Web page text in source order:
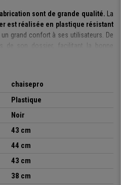
sont de grande qualité. La
est réalisée en plastique résistant
grand confort à ses utilisateurs. De
de son dossier, facilitant la bonne
assise robuste, confortable et de
clients, dans les salles d’attente, de
ou évènements, etc. De plus, il est
ou envies.
chaise de réunion associe
chaisepro
Plastique
Noir
43 cm
44 cm
43 cm
38 cm